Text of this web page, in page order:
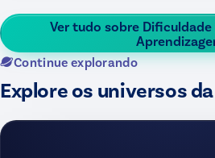
Ver tudo sobre
Continue explorando
Explore os universos